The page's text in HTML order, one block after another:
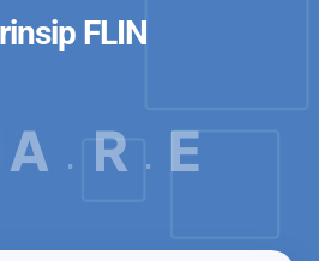
FLIN
A . R . E